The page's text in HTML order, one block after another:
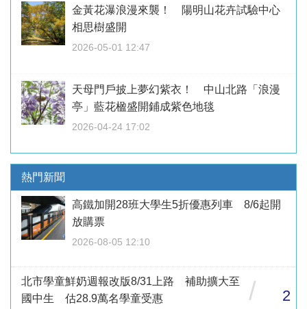
金黃花瀑浪漫來襲！ 陽明山花卉試驗中心
相思樹盛開
2026-05-01 12:47
天母門戶披上夢幻紫衣！ 中山北路「浪漫
亭」藍花楹盛開鋪成紫色地毯
2026-04-24 17:02
熱門新聞
高鐵加開28班大學生5折優惠列車 8/6起開
放購票
2026-08-05 12:10
北市學童鮮奶週報改版8/31上路 補助擴大至
國中生 估28.9萬名學童受惠
/ 2